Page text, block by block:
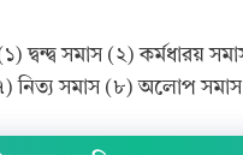
দ্বন্দ্ব সমাস (২) কর্মধারয়
নিত্য সমাস (৮) অলোপ সমাস